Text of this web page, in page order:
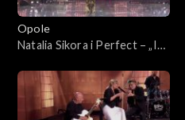
Opole
Natalia Sikora i Perfect – „Idź
„Autobiografia. Jubileusz
Bogdana Olewicza”